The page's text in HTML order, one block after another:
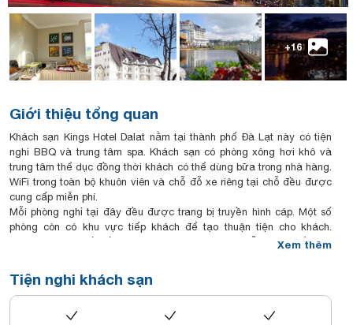
+16
Giới thiệu tổng quan
Khách sạn Kings Hotel Dalat nằm tại thành phố Đà Lạt này có tiện
nghi BBQ và trung tâm spa. Khách sạn có phòng xông hơi khô và
trung tâm thể dục đồng thời khách có thể dùng bữa trong nhà hàng.
WiFi trong toàn bộ khuôn viên và chỗ đỗ xe riêng tại chỗ đều được
cung cấp miễn phí.
Mỗi phòng nghỉ tại đây đều được trang bị truyền hình cáp. Một số
phòng còn có khu vực tiếp khách để tạo thuận tiện cho khách.
Khách sẽ tìm thấy ấm đun nước trong phòng. Mỗi phòng đều có
cung cấp để mang lại sự thoải mái cho khách.
Khách sạn có lễ tân 24 giờ, sảnh khách chung và tiệm làm tóc.
Khách sạn còn cung cấp cả dịch vụ cho thuê xe hơi. Hồ Xuân
Hương nằm cách Kings Hotel Dalat 100 m trong khi Vườn Hoa Đà
Xem thêm
Tiện nghi khách sạn